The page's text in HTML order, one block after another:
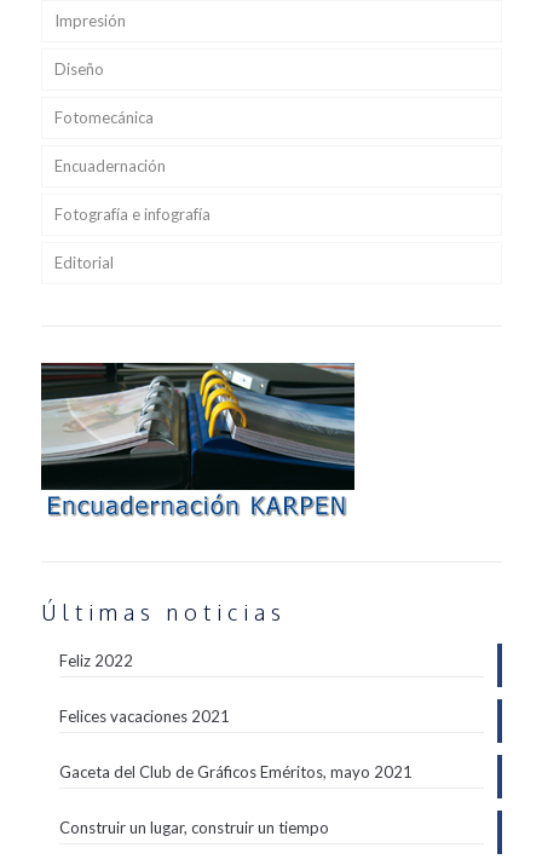
Impresión
Diseño
Fotomecánica
Encuadernación
Fotografía e infografía
Editorial
Últimas noticias
Feliz 2022
Felices vacaciones 2021
Gaceta del Club de Gráficos Eméritos, mayo 2021
Construir un lugar, construir un tiempo